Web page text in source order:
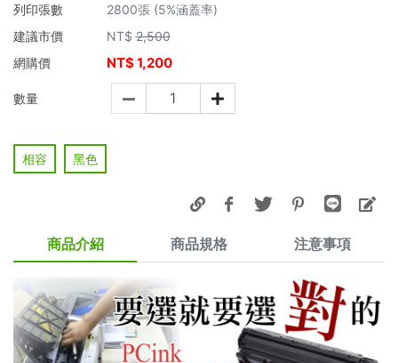
列印張數
2800張 (5%涵蓋率)
建議市價
NT$ 2,500
網購價
NT$1,200
數量
相容 黑色
商品介紹 商品規格 注意事項